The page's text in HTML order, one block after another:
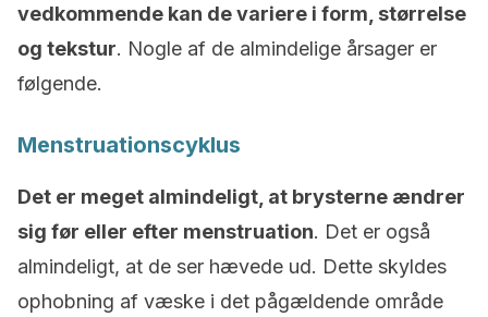
vedkommende kan de variere i form, størrelse
og tekstur. Nogle af de almindelige årsager er
følgende.
Menstruationscyklus
Det er meget almindeligt, at brysterne ændrer
sig før eller efter menstruation. Det er også
almindeligt, at de ser hævede ud. Dette skyldes
ophobning af væske i det pågældende område